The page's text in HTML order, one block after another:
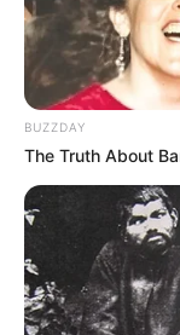
10 Pose
Mainstream
Banget
BUZZDAY
The Truth About